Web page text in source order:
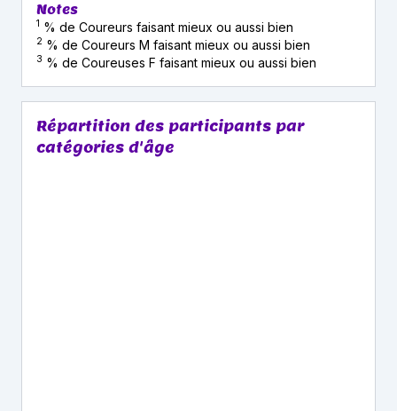
Notes
1 % de Coureurs faisant mieux ou aussi bien
2 % de Coureurs M faisant mieux ou aussi bien
3 % de Coureuses F faisant mieux ou aussi bien
Répartition des participants par
catégories d'âge